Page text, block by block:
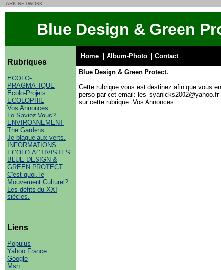
ARK NETWORK
Blue Design & Green
Rubriques
ECOLO-
PRAGMATIQUE
Ecolo-Projets
ECOLOPHIL
Vos Annonces.
Le Saviez-Vous?
ENVIRONNEMENT
Tne Gardens
Je blague aux verts.
INFORMATIONS
ECOLO-ACTIVISTES
BLUE DESIGN &
GREEN PROTECT
C'est quoi, le
Mouvement Culturel?
Les défits du XXI
siècles.
Liens
Populus
Yahoo France
Google
Msn
Home Album-Photo Contact
Blue Design & Green Protect.
Cette rubrique vous est destinez afin que vous
perso par cet email:
sur cette rubrique: Vos Annonces.